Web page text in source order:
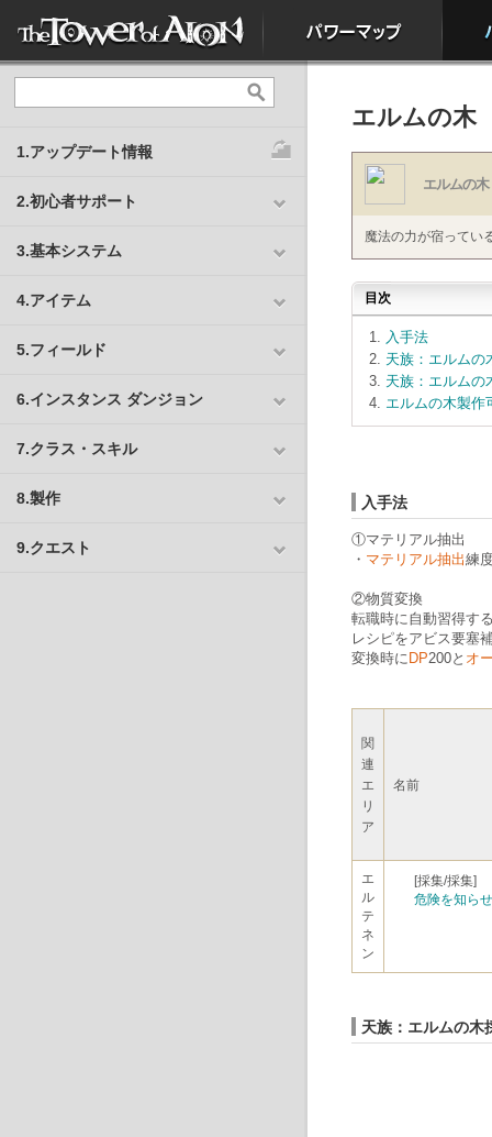
1.アップデート情報
2.初心者サポート
3.基本システム
4.アイテム
5.フィールド
6.インスタンス ダンジョン
7.クラス・スキル
8.製作
9.クエスト
エルムの木
エルムの木
魔法の力が宿ってい
目次
入手法
天族：エルムの
天族：エルムの
エルムの木製作
入手法
①マテリアル抽出
・ マテリアル抽出練
②物質変換
転職時に自動習得す
レシピをアビス要塞
変換時に DP200と オ
関
連
エ
リ
ア
名前
エ
ル
テ
ネ
ン
[採集/採集]
危険を知ら
天族：エルムの木